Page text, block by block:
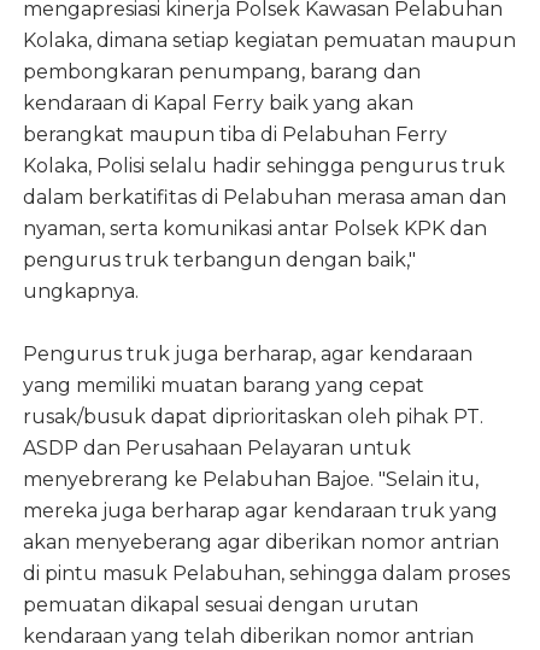
mengapresiasi kinerja Polsek Kawasan Pelabuhan
Kolaka, dimana setiap kegiatan pemuatan maupun
pembongkaran penumpang, barang dan
kendaraan di Kapal Ferry baik yang akan
berangkat maupun tiba di Pelabuhan Ferry
Kolaka, Polisi selalu hadir sehingga pengurus truk
dalam berkatifitas di Pelabuhan merasa aman dan
nyaman, serta komunikasi antar Polsek KPK dan
pengurus truk terbangun dengan baik,"
ungkapnya.
Pengurus truk juga berharap, agar kendaraan
yang memiliki muatan barang yang cepat
rusak/busuk dapat diprioritaskan oleh pihak PT.
ASDP dan Perusahaan Pelayaran untuk
menyebrerang ke Pelabuhan Bajoe. "Selain itu,
mereka juga berharap agar kendaraan truk yang
akan menyeberang agar diberikan nomor antrian
di pintu masuk Pelabuhan, sehingga dalam proses
pemuatan dikapal sesuai dengan urutan
kendaraan yang telah diberikan nomor antrian